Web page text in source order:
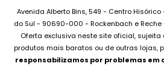
Montamos seu PC
Compramos seu Notebook
Bateria Notebook
Fonte Notebook
Sobre Assistência Técnica
Para Empresas
Avenida Alberto Bins, 549 - Centro
do Sul - 90690-000 - Rockenbach e Reche
Oferta exclusiva neste site oficial, sujeita
produtos mais baratos ou de outras lojas,
responsabilizamos por problemas em